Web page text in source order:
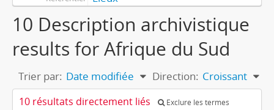
10 Description archivistique
results for Afrique du Sud
Trier par: Date modifiée Direction: Croissant
10 résultats directement liés
Exclure les termes